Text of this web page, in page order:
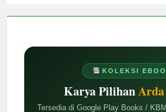
KOLEKSI
Karya Pilihan
Tersedia di Google Play Books /